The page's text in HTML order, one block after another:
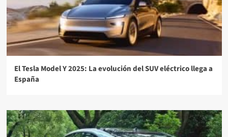
El Tesla Model Y 2025: La evolución del SUV eléctrico llega a
España